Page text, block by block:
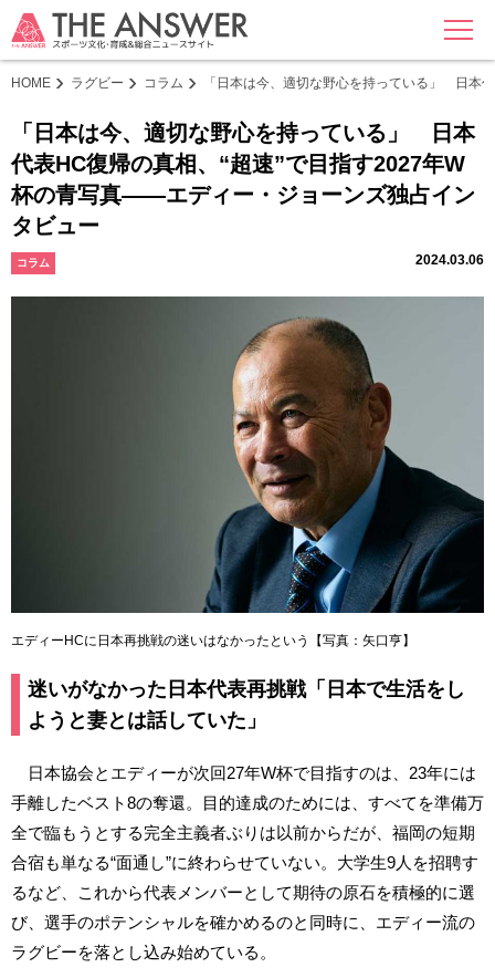
MENU
HOME ラグビー コラム 「日本は今、適切な野心を持っている」 日本
「日本は今、適切な野心を持っている」 日本
代表HC復帰の真相、“超速”で目指す2027年W
杯の青写真――エディー・ジョーンズ独占イン
タビュー
コラム 2024.03.06
エディーHCに日本再挑戦の迷いはなかったという【写真：矢口亨】
迷いがなかった日本代表再挑戦「日本で生活をし
ようと妻とは話していた」
日本協会とエディーが次回27年W杯で目指すのは、23年には
手離したベスト8の奪還。目的達成のためには、すべてを準備万
全で臨もうとする完全主義者ぶりは以前からだが、福岡の短期
合宿も単なる“面通し”に終わらせていない。大学生9人を招聘す
るなど、これから代表メンバーとして期待の原石を積極的に選
び、選手のポテンシャルを確かめるのと同時に、エディー流の
ラグビーを落とし込み始めている。